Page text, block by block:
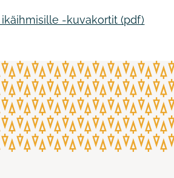
-kuvakortit (pdf)